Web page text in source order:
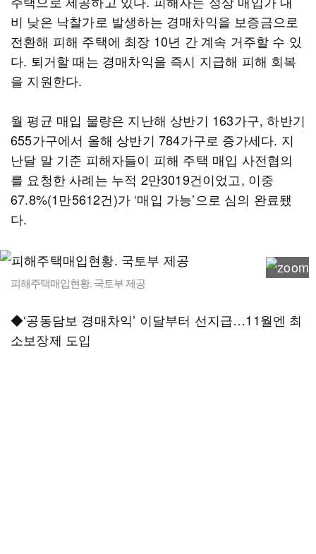
비 낮은 낙찰가로 발생하는 경매차익을 보증금으로
전환해 피해 주택에 최장 10년 간 계속 거주할 수 있
다. 퇴거할 때는 경매차익을 즉시 지급해 피해 회복
을 지원한다.
월 평균 매입 물량은 지난해 상반기 163가구, 하반기
655가구에서 올해 상반기 784가구로 증가세다. 지
난달 말 기준 피해자들이 피해 주택 매입 사전협의
를 요청한 사례는 누적 2만3019건이었고, 이중
67.8%(1만5612건)가 ‘매입 가능’으로 심의 완료됐
다.
피해주택매입현황. 국토부 제공
◆‘공동담보 경매차익’ 이달부터 선지급…11월엔 최
소보장제 도입